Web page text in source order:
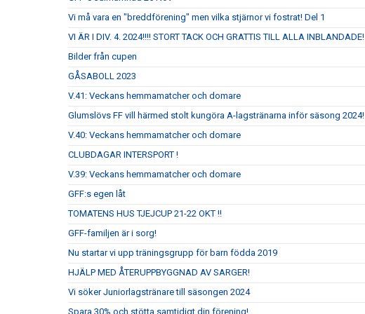
Vi må vara en "breddförening" men vilka stjärnor vi fostrat! Del 1
VI ÄR I DIV. 4. 2024!!!! STORT TACK OCH GRATTIS TILL ALLA INBLANDADE!
Bilder från cupen
GÅSABOLL 2023
V.41: Veckans hemmamatcher och domare
Glumslövs FF vill härmed stolt kungöra A-lagstränarna inför säsong 2024!
V.40: Veckans hemmamatcher och domare
CLUBDAGAR INTERSPORT !
V.39: Veckans hemmamatcher och domare
GFF:s egen låt
TOMATENS HUS TJEJCUP 21-22 OKT !!
GFF-familjen är i sorg!
Nu startar vi upp träningsgrupp för barn födda 2019
HJÄLP MED ÅTERUPPBYGGNAD AV SARGER!
Vi söker Juniorlagstränare till säsongen 2024
Spara 30% och stötta samtidigt din förening!